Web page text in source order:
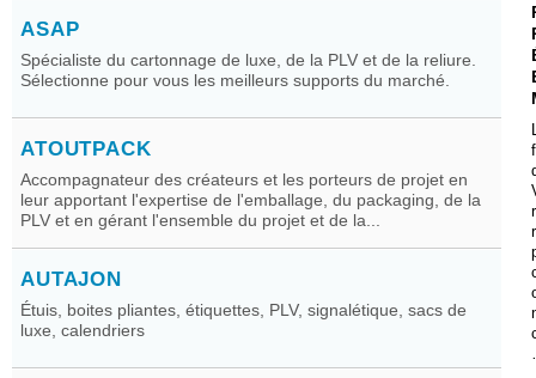
ASAP
Spécialiste du cartonnage de luxe, de la PLV et de la reliure.
Sélectionne pour vous les meilleurs supports du marché.
ATOUTPACK
Accompagnateur des créateurs et les porteurs de projet en
leur apportant l'expertise de l'emballage, du packaging, de la
PLV et en gérant l'ensemble du projet et de la...
AUTAJON
Étuis, boites pliantes, étiquettes, PLV, signalétique, sacs de
luxe, calendriers